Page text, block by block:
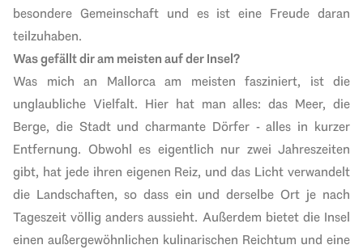
besondere Gemeinschaft und es ist eine Freude daran
teilzuhaben.
Was gefällt dir am meisten auf der Insel?
Was mich an Mallorca am meisten fasziniert, ist die
unglaubliche Vielfalt. Hier hat man alles: das Meer, die
Berge, die Stadt und charmante Dörfer - alles in kurzer
Entfernung. Obwohl es eigentlich nur zwei Jahreszeiten
gibt, hat jede ihren eigenen Reiz, und das Licht verwandelt
die Landschaften, so dass ein und derselbe Ort je nach
Tageszeit völlig anders aussieht. Außerdem bietet die Insel
einen außergewöhnlichen kulinarischen Reichtum und eine